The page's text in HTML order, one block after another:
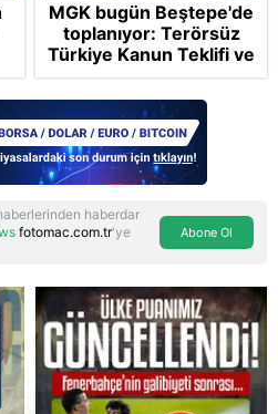
MGK bugün Beştepe'de
toplanıyor: Terörsüz
Türkiye Kanun Teklifi ve
bölgesel güvenlik
başlıkları masada
haberdar
fotomac.com.tr'ye
Abone Ol